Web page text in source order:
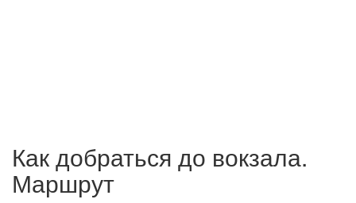
Как добраться до вокзала.
Маршрут